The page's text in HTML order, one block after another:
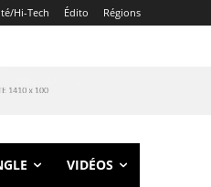
Hi-Tech Édito Régions
VIDÉOS